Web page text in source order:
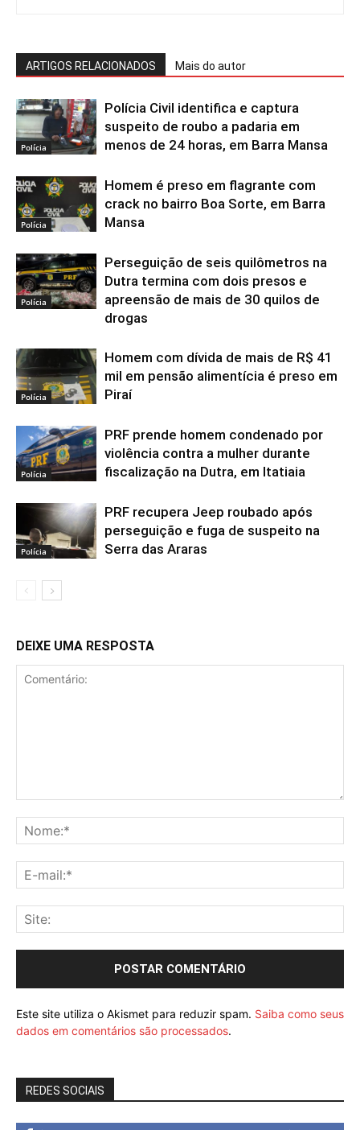
ARTIGOS RELACIONADOS Mais do autor
Polícia
Polícia Civil identifica e captura
suspeito de roubo a padaria em
menos de 24 horas, em Barra Mansa
Polícia
Homem é preso em flagrante com
crack no bairro Boa Sorte, em Barra
Mansa
Polícia
Perseguição de seis quilômetros na
Dutra termina com dois presos e
apreensão de mais de 30 quilos de
drogas
Polícia
Homem com dívida de mais de R$ 41
mil em pensão alimentícia é preso em
Piraí
Polícia
PRF prende homem condenado por
violência contra a mulher durante
fiscalização na Dutra, em Itatiaia
Polícia
PRF recupera Jeep roubado após
perseguição e fuga de suspeito na
Serra das Araras
DEIXE UMA RESPOSTA
Este site utiliza o Akismet para reduzir spam. Saiba como seus
dados em comentários são processados.
REDES SOCIAIS